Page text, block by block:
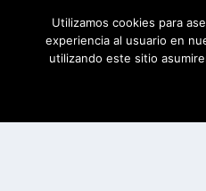
Utilizamos cookies para
experiencia al usuario en
utilizando este sitio